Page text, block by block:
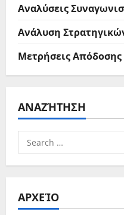
Αναλύσεις
Ανάλυση
Μετρήσεις Απόδοσης
ΑΝΑΖΉΤΗΣΗ
Search
for:
ΑΡΧΕΊΟ